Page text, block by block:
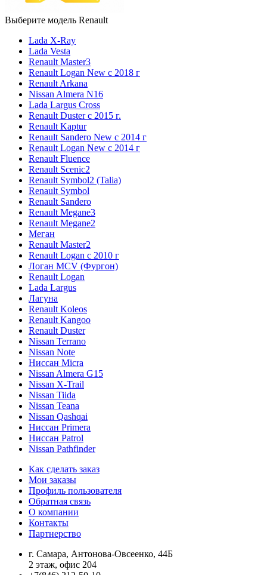
Выберите модель Renault
Lada X-Ray
Lada Vesta
Renault Master3
Renault Logan New с 2018 г
Renault Arkana
Nissan Almera N16
Lada Largus Cross
Renault Duster с 2015 г.
Renault Kaptur
Renault Sandero New с 2014 г
Renault Logan New с 2014 г
Renault Fluence
Renault Scenic2
Renault Symbol2 (Talia)
Renault Symbol
Renault Sandero
Renault Megane3
Renault Megane2
Меган
Renault Master2
Renault Logan c 2010 г
Логан МСV (Фургон)
Renault Logan
Lada Largus
Лагуна
Renault Koleos
Renault Kangoo
Renault Duster
Nissan Terrano
Nissan Note
Ниссан Micra
Nissan Almera G15
Nissan X-Trail
Nissan Tiida
Nissan Teana
Nissan Qashqai
Ниссан Primera
Ниссан Patrol
Nissan Pathfinder
Как сделать заказ
Мои заказы
Профиль пользователя
Обратная связь
О компании
Контакты
Партнерство
г. Самара, Антонова-Овсеенко, 44Б
2 этаж, офис 204